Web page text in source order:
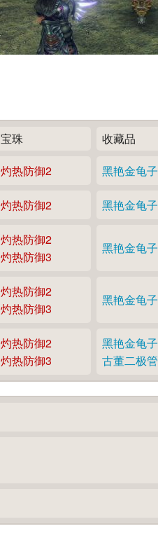
宝珠 收藏品
灼热防御2 黑艳金龟子
灼热防御2 黑艳金龟子
灼热防御2
灼热防御3
黑艳金龟子
灼热防御2
灼热防御3
黑艳金龟子
灼热防御2
灼热防御3
黑艳金龟子
古董二极管